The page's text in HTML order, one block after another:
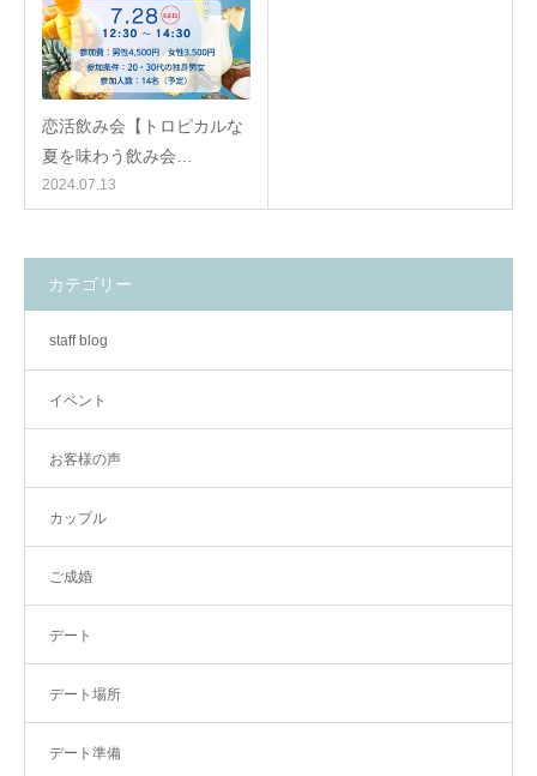
恋活飲み会【トロピカルな
夏を味わう飲み会…
2024.07.13
カテゴリー
staff blog
イベント
お客様の声
カップル
ご成婚
デート
デート場所
デート準備